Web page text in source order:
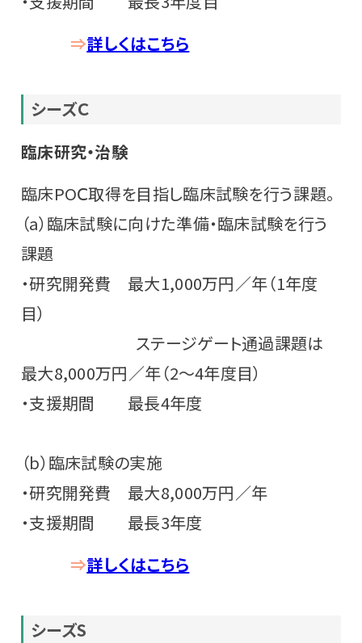
⇒詳しくはこちら
シーズＣ
臨床研究・治験
臨床POⅭ取得を目指し臨床試験を行う課題。
（a）臨床試験に向けた準備・臨床試験を行う
課題
・研究開発費 最大1,000万円／年（1年度
目）
ステージゲート通過課題は
最大8,000万円／年（2～4年度目）
・支援期間 最長4年度
（b）臨床試験の実施
・研究開発費 最大8,000万円／年
・支援期間 最長3年度
⇒詳しくはこちら
シーズS